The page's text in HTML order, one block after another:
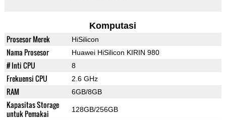
Komputasi
Prosesor Merek HiSilicon
Nama Prosesor Huawei HiSilicon KIRIN 980
# Inti CPU 8
Frekuensi CPU 2.6 GHz
RAM 6GB/8GB
Kapasitas Storage
untuk Pemakai
128GB/256GB